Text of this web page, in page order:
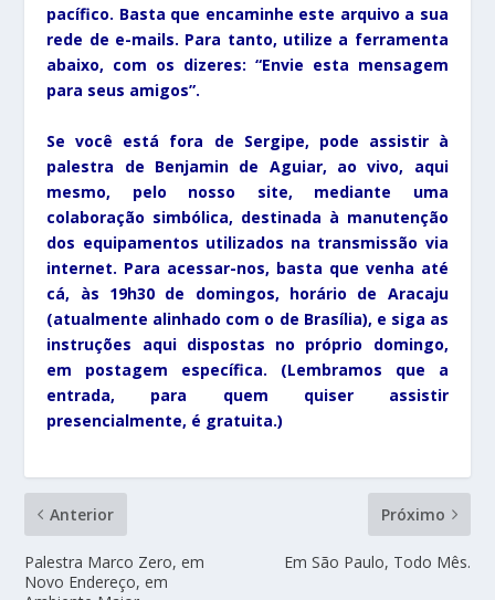
pacífico. Basta que encaminhe este arquivo a sua
rede de e-mails. Para tanto, utilize a ferramenta
abaixo, com os dizeres: “Envie esta mensagem
para seus amigos”.
Se você está fora de Sergipe, pode assistir à
palestra de Benjamin de Aguiar, ao vivo, aqui
mesmo, pelo nosso site, mediante uma
colaboração simbólica, destinada à manutenção
dos equipamentos utilizados na transmissão via
internet. Para acessar-nos, basta que venha até
cá, às 19h30 de domingos, horário de Aracaju
(atualmente alinhado com o de Brasília), e siga as
instruções aqui dispostas no próprio domingo,
em postagem específica. (Lembramos que a
entrada, para quem quiser assistir
presencialmente, é gratuita.)
Anterior
Palestra Marco Zero, em
Novo Endereço, em
Próximo
Em São Paulo, Todo Mês.